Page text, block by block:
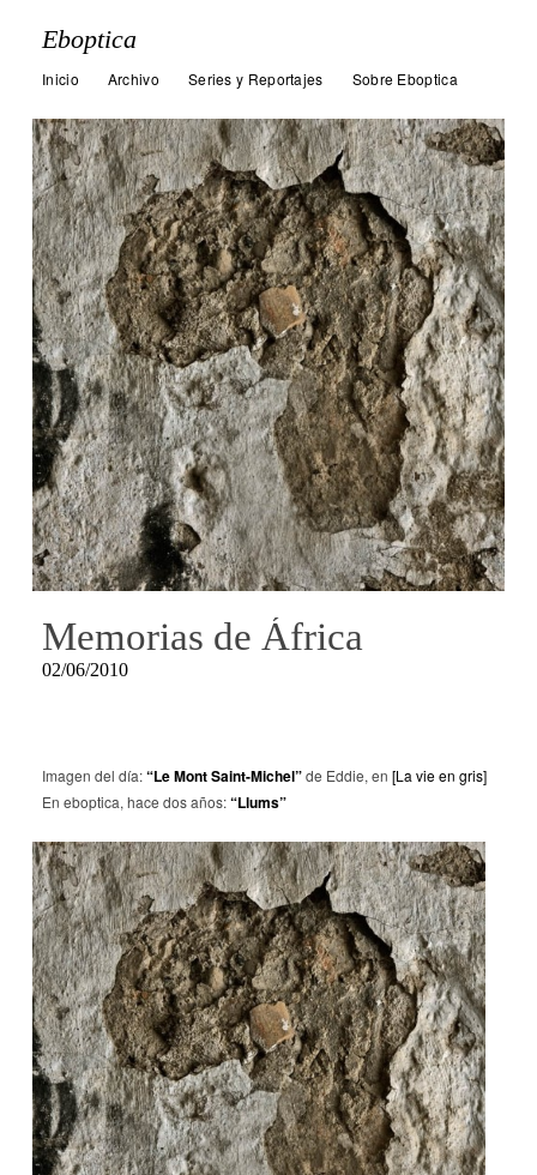
Eboptica
Inicio Archivo Series y Reportajes Sobre Eboptica
Memorias de África
02/06/2010
Imagen del día:“Le Mont Saint-Michel”de Eddie, en [La vie en gris]
En eboptica, hace dos años:“Llums”